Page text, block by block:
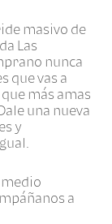
masivo de
Las
nunca
que vas a
más amas
una nueva
y
a